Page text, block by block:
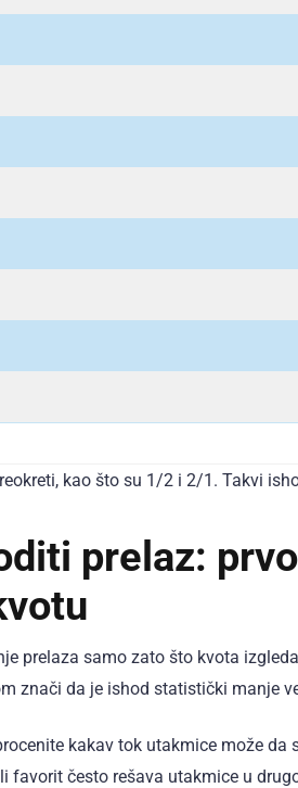
kao što su 1/2 i 2/1. Takvi
prelaz:
prelaza samo zato što kvota
znači da je ishod statistički manje
kakav tok utakmice može
favorit često rešava utakmice u